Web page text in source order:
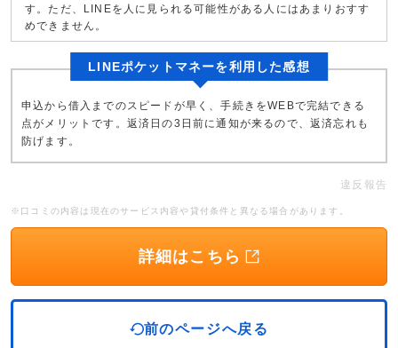
す。ただ、LINEを人に見られる可能性がある人にはあまりおすす
めできません。
LINEポケットマネーを利用した感想
申込から借入までのスピードが早く、手続きをWEBで完結できる
点がメリットです。返済日の3日前に通知が来るので、返済忘れも
防げます。
違反報告
※口コミの内容は現在のサービス内容や貸付条件と異なる場合があります。
詳細はこちら
前のページへ戻る